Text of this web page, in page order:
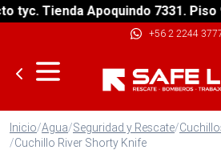
Tienda Apoquindo 7331. Piso 9.
+56 2 2244
Inicio/Agua/Seguridad y Rescate/
/Cuchillo River Shorty Knife